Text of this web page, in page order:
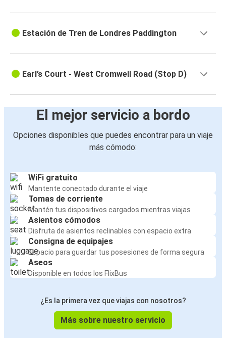
Estación de Tren de Londres Paddington
Earl’s Court - West Cromwell Road (Stop D)
El mejor servicio a bordo
Opciones disponibles que puedes encontrar para un viaje
más cómodo:
WiFi gratuito
Mantente conectado durante el viaje
Tomas de corriente
Mantén tus dispositivos cargados mientras viajas
Asientos cómodos
Disfruta de asientos reclinables con espacio extra
Consigna de equipajes
Espacio para guardar tus posesiones de forma segura
Aseos
Disponible en todos los FlixBus
¿Es la primera vez que viajas con nosotros?
Más sobre nuestro servicio